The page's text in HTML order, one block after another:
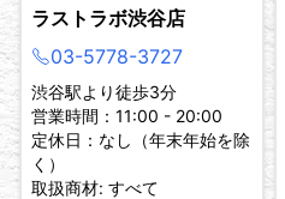
ラストラボ渋谷店
03-5778-3727
渋谷駅より徒歩3分
営業時間：11:00 - 20:00
定休日：なし（年末年始を除
く）
取扱商材: すべて